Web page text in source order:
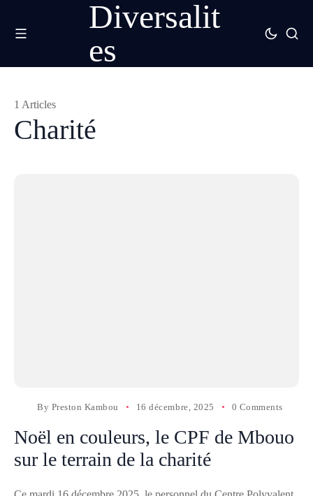
Diversalit
es
Charité
1 Articles
By Preston Kambou 16 décembre, 2025 0 Comments
Noël en couleurs, le CPF de Mbouo
sur le terrain de la charité